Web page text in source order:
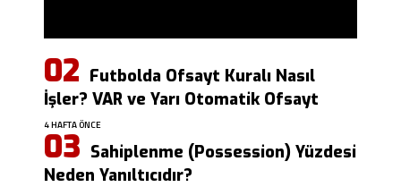
Futbolda Ofsayt Kuralı Nasıl
İşler? VAR ve Yarı Otomatik Ofsayt
4 HAFTA ÖNCE
Sahiplenme (Possession) Yüzdesi
Neden Yanıltıcıdır?